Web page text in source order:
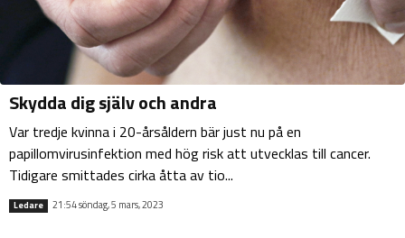
Skydda dig själv och andra
Var tredje kvinna i 20-årsåldern bär just nu på en
papillomvirusinfektion med hög risk att utvecklas till cancer.
Tidigare smittades cirka åtta av tio...
Ledare 21:54 söndag, 5 mars, 2023